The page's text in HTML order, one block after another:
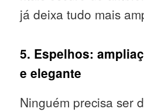
já deixa tudo mais
5. Espelhos:
e elegante
Ninguém precisa ser